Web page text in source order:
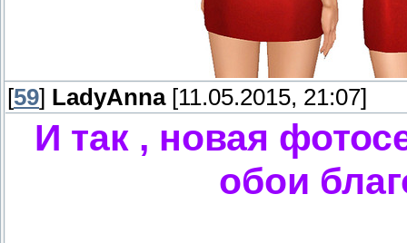
[59] LadyAnna[11.05.2015, 21:07]
И так , новая
обои